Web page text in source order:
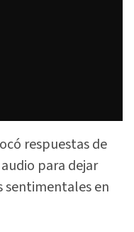
respuestas de
para dejar
sentimentales en